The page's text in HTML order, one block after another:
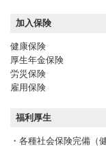
加入保険
健康保険
厚生年金保険
労災保険
雇用保険
福利厚生
・各種社会保険完備（